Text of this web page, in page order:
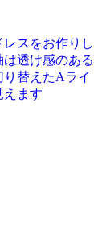
スをお作りし
透け感のある
替えたAライ
えます